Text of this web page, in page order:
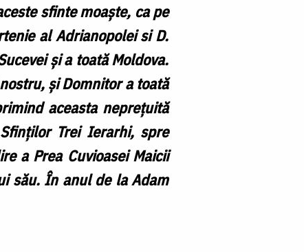
sfinte moaște, ca pe
al Adrianopolei si D.
și a toată Moldova.
și Domnitor a toată
aceasta neprețuită
Trei Ierarhi, spre
a Prea Cuvioasei Maicii
său. În anul de la Adam